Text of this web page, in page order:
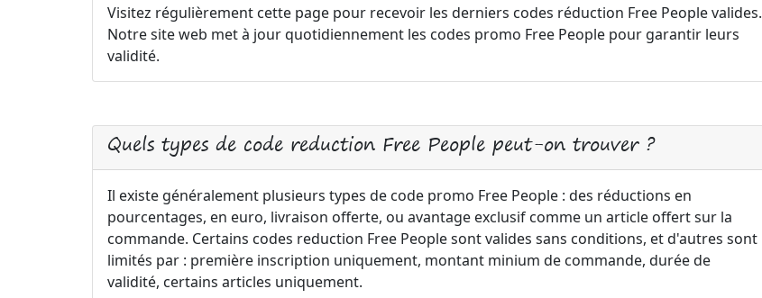
Visitez régulièrement cette page pour recevoir les derniers codes réduction Free People valides.
Notre site web met à jour quotidiennement les codes promo Free People pour garantir leurs
validité.
Quels types de code reduction Free People peut-on trouver ?
Il existe généralement plusieurs types de code promo Free People : des réductions en
pourcentages, en euro, livraison offerte, ou avantage exclusif comme un article offert sur la
commande. Certains codes reduction Free People sont valides sans conditions, et d'autres sont
limités par : première inscription uniquement, montant minium de commande, durée de
validité, certains articles uniquement.